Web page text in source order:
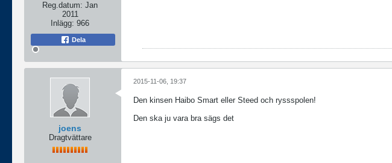
Reg.datum: Jan
2011
Inlägg: 966
Dela
joens
Dragtvättare
2015-11-06, 19:37
Den kinsen Haibo Smart eller Steed och ryssspolen!
Den ska ju vara bra sägs det